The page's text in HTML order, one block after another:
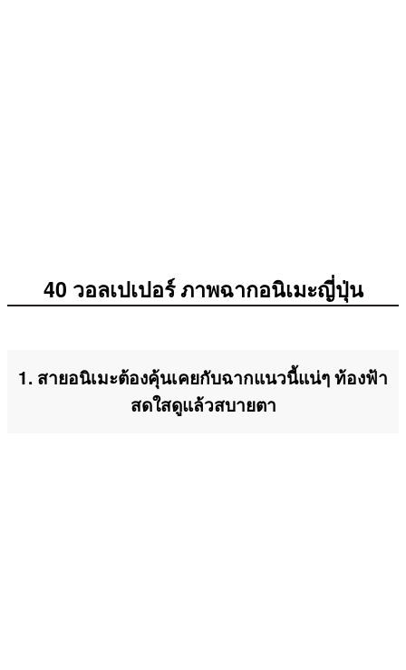
40 วอลเปเปอร์ ภาพฉากอนิเมะญี่ปุ่น
1. สายอนิเมะต้องคุ้นเคยกับฉากแนวนี้แน่ๆ ท้องฟ้า
สดใสดูแล้วสบายตา